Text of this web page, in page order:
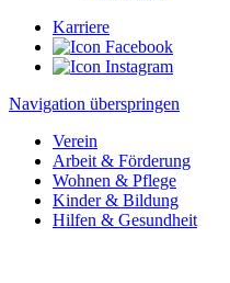
Karriere
Navigation überspringen
Verein
Arbeit & Förderung
Wohnen & Pflege
Kinder & Bildung
Hilfen & Gesundheit